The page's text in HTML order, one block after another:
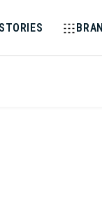
STORIES